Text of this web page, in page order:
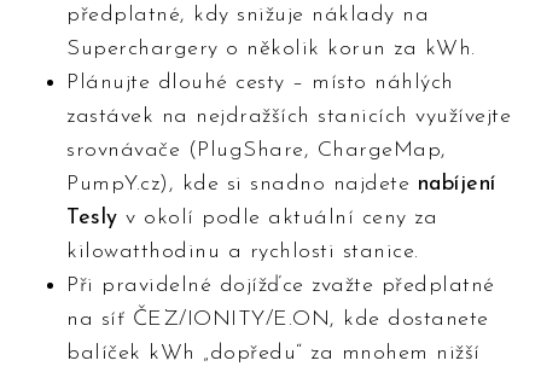
předplatné, kdy snižuje náklady na
Superchargery o několik korun za kWh.
Plánujte dlouhé cesty – místo náhlých
zastávek na nejdražších stanicích využívejte
srovnávače (PlugShare, ChargeMap,
PumpY.cz), kde si snadno najdete nabíjení
Tesly v okolí podle aktuální ceny za
kilowatthodinu a rychlosti stanice.
Při pravidelné dojížďce zvažte předplatné
na síť ČEZ/IONITY/E.ON, kde dostanete
balíček kWh „dopředu“ za mnohem nižší